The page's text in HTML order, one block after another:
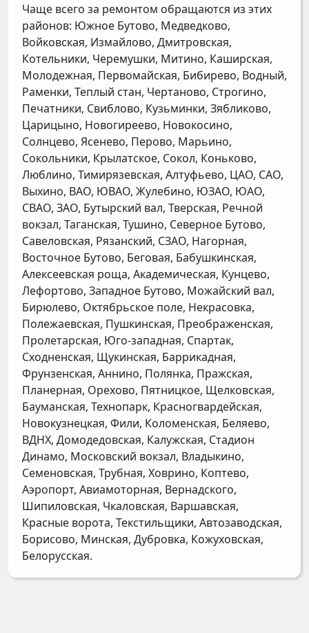
Чаще всего за ремонтом обращаются из этих
районов: Южное Бутово, Медведково,
Войковская, Измайлово, Дмитровская,
Котельники, Черемушки, Митино, Каширская,
Молодежная, Первомайская, Бибирево, Водный,
Раменки, Теплый стан, Чертаново, Строгино,
Печатники, Свиблово, Кузьминки, Зябликово,
Царицыно, Новогиреево, Новокосино,
Солнцево, Ясенево, Перово, Марьино,
Сокольники, Крылатское, Сокол, Коньково,
Люблино, Тимирязевская, Алтуфьево, ЦАО, САО,
Выхино, ВАО, ЮВАО, Жулебино, ЮЗАО, ЮАО,
СВАО, ЗАО, Бутырский вал, Тверская, Речной
вокзал, Таганская, Тушино, Северное Бутово,
Савеловская, Рязанский, СЗАО, Нагорная,
Восточное Бутово, Беговая, Бабушкинская,
Алексеевская роща, Академическая, Кунцево,
Лефортово, Западное Бутово, Можайский вал,
Бирюлево, Октябрьское поле, Некрасовка,
Полежаевская, Пушкинская, Преображенская,
Пролетарская, Юго-западная, Спартак,
Сходненская, Щукинская, Баррикадная,
Фрунзенская, Аннино, Полянка, Пражская,
Планерная, Орехово, Пятницкое, Щелковская,
Бауманская, Технопарк, Красногвардейская,
Новокузнецкая, Фили, Коломенская, Беляево,
ВДНХ, Домодедовская, Калужская, Стадион
Динамо, Московский вокзал, Владыкино,
Семеновская, Трубная, Ховрино, Коптево,
Аэропорт, Авиамоторная, Вернадского,
Шипиловская, Чкаловская, Варшавская,
Красные ворота, Текстильщики, Автозаводская,
Борисово, Минская, Дубровка, Кожуховская,
Белорусская.